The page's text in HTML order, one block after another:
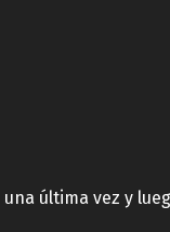
última vez y